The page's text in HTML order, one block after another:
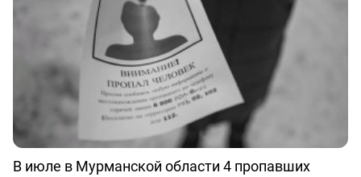
В июле в Мурманской области 4 пропавших